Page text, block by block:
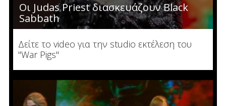
Οι Judas Priest διασκευάζουν Black
Sabbath
Δείτε το video για την studio εκτέλεση του
"War Pigs"